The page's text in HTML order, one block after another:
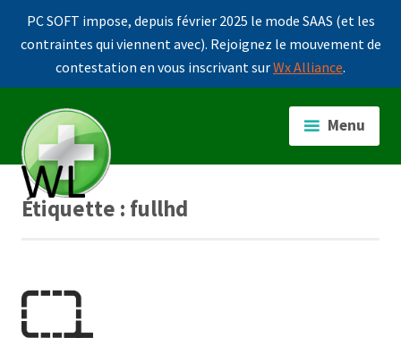
PC SOFT impose, depuis février 2025 le mode SAAS (et les
contraintes qui viennent avec). Rejoignez le mouvement de
contestation en vous inscrivant surWx Alliance.
contenu
principal
Menu
Étiquette : fullhd